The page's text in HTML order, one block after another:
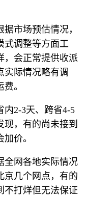
市场预估情况，
式调整等方面工
，会正常提供收派
实际情况略有调
。
2-3天、跨省4-5
，有的尚未接到
价。
全网各地实际情况
京几个网点，有的
不打烊但无法保证